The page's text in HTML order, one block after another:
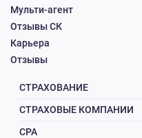
Мульти-агент
Отзывы СК
Карьера
Отзывы
СТРАХОВАНИЕ
СТРАХОВЫЕ КОМПАНИИ
CPA